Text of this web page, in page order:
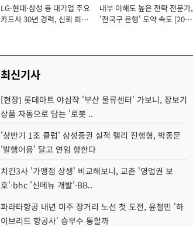
장
LG·현대·삼성 등 대기업 주요
카드사 30년 경력, 신뢰 회복
내부 이해도 높은 전략 전문가,
'전국구 은행' 도약 속도 [2026
최신기사
[현장] 롯데마트 야심작 '부산 물류센터' 가보니, 장보기
상품 자동으로 담는 '로봇 ..
'상반기 1조 클럽' 삼성증권 실적 랠리 진행형, 박종문
'발행어음' 달고 연임 향한다
치킨3사 '가맹점 상생' 비교해보니, 교촌 '영업권 보
호'·bhc '신메뉴 개발'·BB..
파라타항공 내년 미주 장거리 노선 첫 도전, 윤철민 '하
이브리드 항공사' 승부수 통할까